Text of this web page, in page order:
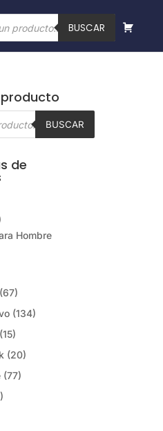
BUSCAR
BUSCAR
de
Hombre
(67)
(134)
(15)
(20)
(77)